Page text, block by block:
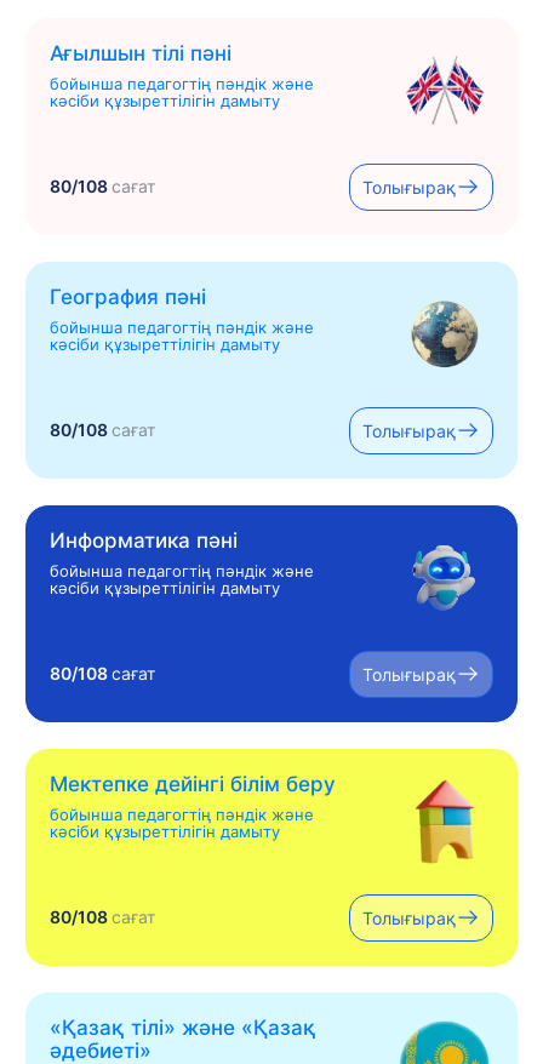
Ағылшын тілі пәні
бойынша педагогтің пәндік және
кәсіби құзыреттілігін дамыту
80/108сағат Толығырақ
География пәні
бойынша педагогтің пәндік және
кәсіби құзыреттілігін дамыту
80/108сағат Толығырақ
Информатика пәні
бойынша педагогтің пәндік және
кәсіби құзыреттілігін дамыту
80/108сағат Толығырақ
Мектепке дейінгі білім беру
бойынша педагогтің пәндік және
кәсіби құзыреттілігін дамыту
80/108сағат Толығырақ
«Қазақ тілі» жəне «Қазақ
əдебиеті»